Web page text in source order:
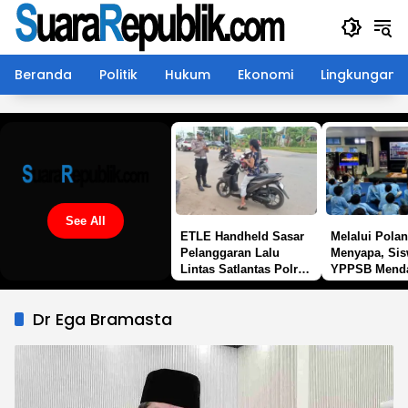
Langsung
konten
Beranda
Politik Hukum Ekonomi Lingkungan
See All
ETLE Handheld Sasar
Pelanggaran Lalu
Lintas Satlantas Polres
Melalui
Menyapa,
YPPSB
Dr Ega Bramasta